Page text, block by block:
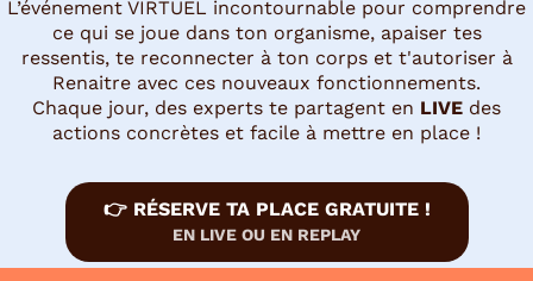
L’événement VIRTUEL incontournable pour comprendre
ce qui se joue dans ton organisme, apaiser tes
ressentis, te reconnecter à ton corps et t'autoriser à
Renaitre avec ces nouveaux fonctionnements.
Chaque jour, des experts te partagent en LIVE des
actions concrètes et facile à mettre en place !
👉 RÉSERVE TA PLACE GRATUITE !
EN LIVE OU EN REPLAY